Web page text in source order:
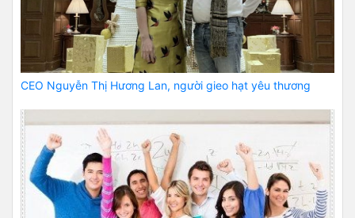
CEO Nguyễn Thị Hương Lan, người gieo hạt yêu thương